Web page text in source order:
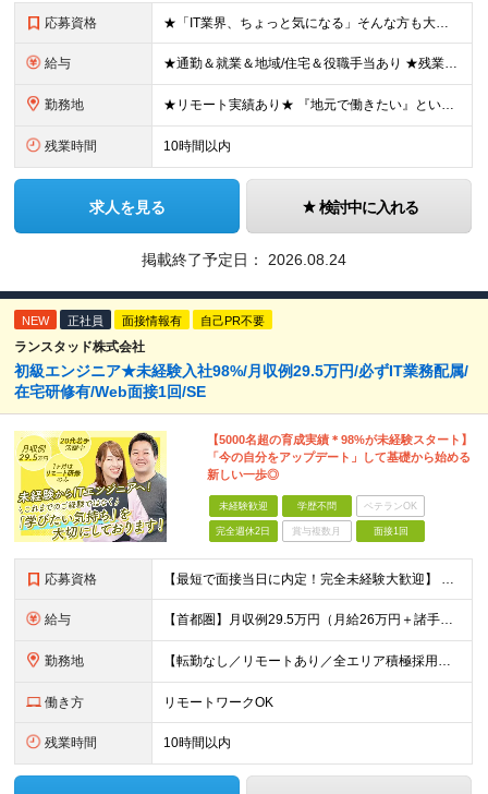
応募資格 ★「IT業界、ちょっと気になる」そんな方も大歓迎！ ■学歴不問 ■未経験・第二新卒歓迎 ■知識・経験はこれから身につけていければOK！ □■ステップアップ■□ 社内システム開発やインフラ構築などジャ
給与 ★通勤＆就業＆地域/住宅＆役職手当あり ★残業代は全額支給 ★選べる給与制度あり！ ■東京・神奈川・千葉・埼玉勤務の場合 月給24.5万円～55万円＋諸手当 （残業代は全額支給） (20,000円の
勤務地 ★リモート実績あり★ 『地元で働きたい』という希望に、業界トップクラス約7,000件の取引事業所数、90,000件以上のプロジェクトから検討をいたします。 全国の取引先での就業となります（沖縄を除
残業時間 10時間以内
求人を見る 検討中に入れる
掲載終了予定日： 2026.08.24
NEW 正社員 面接情報有 自己PR不要
ランスタッド株式会社
初級エンジニア★未経験入社98%/月収例29.5万円/必ずIT業務配属/
在宅研修有/Web面接1回/SE
【5000名超の育成実績＊98%が未経験スタート】
「今の自分をアップデート」して基礎から始める
新しい一歩◎
未経験歓迎 学歴不問 ベテランOK
完全週休2日 賞与複数月 面接1回
応募資格 【最短で面接当日に内定！完全未経験大歓迎】 ・業種／職種未経験歓迎 ・社会人デビュー、第二新卒、既卒者大歓迎 ・学歴不問（文系、理系不問） ・20代～30代、男女問わず活躍中 ・服装、髪色自由 ・明確
給与 【首都圏】月収例29.5万円（月給26万円＋諸手当） 【東海・関西】月収例28.5万円（月給25万円＋諸手当） 【九州】月収例26万円（月給23万円＋諸手当） ※経験・スキル・前職給与を踏まえ、総合
勤務地 【転勤なし／リモートあり／全エリア積極採用】 ・大手企業のプロジェクト中心 ・勤務エリアや配属先は希望を考慮 ・研修はリモートメインで実施 ・UIターン歓迎 ＜主なエリア＞ ■首都圏…東京・神奈川・
働き方 リモートワークOK
残業時間 10時間以内